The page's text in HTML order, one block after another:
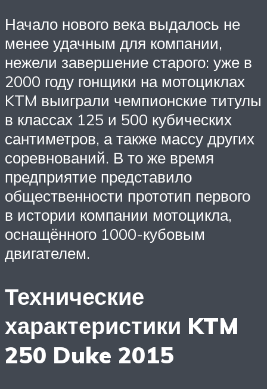
Начало нового века выдалось не
менее удачным для компании,
нежели завершение старого: уже в
2000 году гонщики на мотоциклах
KTM выиграли чемпионские титулы
в классах 125 и 500 кубических
сантиметров, а также массу других
соревнований. В то же время
предприятие представило
общественности прототип первого
в истории компании мотоцикла,
оснащённого 1000-кубовым
двигателем.
Технические
характеристики KTM
250 Duke 2015